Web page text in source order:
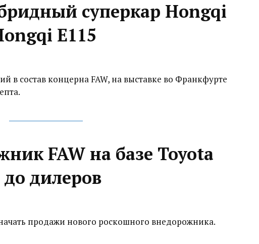
суперкар Hongqi
E115
в состав концерна FAW, на выставке во Франкфурте
FAW на базе Toyota
дилеров
продажи нового роскошного внедорожника.